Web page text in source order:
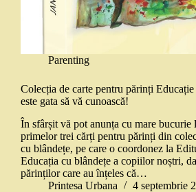
Parenting
Colecția de carte pentru părinți
este gata să vă cunoască!
În sfârșit vă pot anunța cu mare bucurie
primelor trei cărți pentru părinți din
cu blândețe, pe care o coordonez la
Educația cu blândețe a copiilor noștri,
părinților care au înțeles că…
Printesa Urbana
4 septembrie